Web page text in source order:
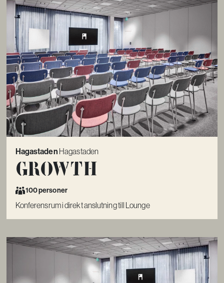
Hagastaden Hagastaden
Growth
100 personer
Konferensrum i direkt anslutning till Lounge